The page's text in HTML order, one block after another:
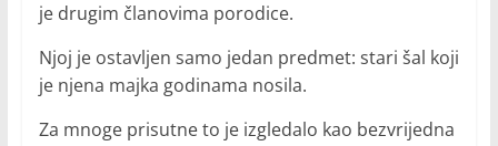
je drugim članovima porodice.
Njoj je ostavljen samo jedan predmet: stari šal koji
je njena majka godinama nosila.
Za mnoge prisutne to je izgledalo kao bezvrijedna